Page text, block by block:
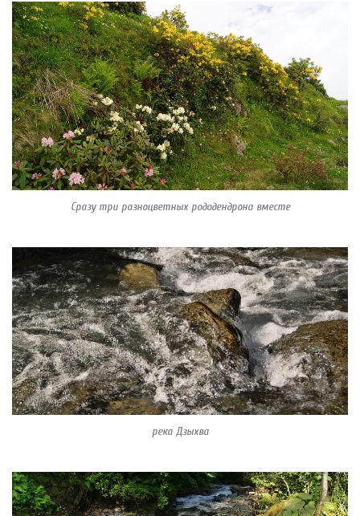
Сразу три разноцветных рододендрона вместе
река Дзыхва